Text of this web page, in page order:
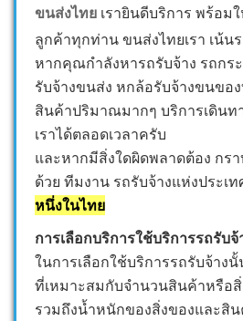
ขนส่งไทย เรายินดีบริการ พร้อม
ลูกค้าทุกท่าน ขนส่งไทยเรา เน้น
หากคุณกำลังหารถรับจ้าง รถกร
รับจ้างขนส่ง หกล้อรับจ้างขนขอ
สินค้าปริมาณมากๆ บริการเดินท
เราได้ตลอดเวลาครับ
และหากมีสิ่งใดผิดพลาดต้อง ก
ด้วย ทีมงาน รถรับจ้างแห่งประเท
หนึ่งในไทย
การเลือกบริการใช้บริการรถรับจ้
ในการเลือกใช้บริการรถรับจ้าง
ที่เหมาะสมกับจำนวนสินค้าหรือ
รวมถึงน้ำหนักของสิ่งของและสิ